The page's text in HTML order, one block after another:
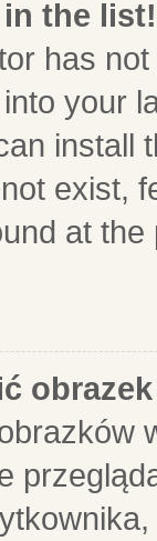
the list!
has
your
install
exist,
at